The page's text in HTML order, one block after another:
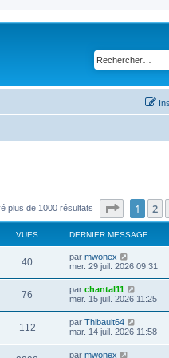
plus de 1000 résultats Page1 2
VUES DERNIER MESSAGE
40V
u
s
D
e
i
e
r
m
e
s
s
par mwonex
mer. 29 juil. 2026 09:31
76
u
D
e
i
e
r
m
par chantal11
mer. 15 juil. 2026 11:25
112V
u
D
e
par Thibault64
mar. 14 juil. 2026 11:58
D
par mwonex